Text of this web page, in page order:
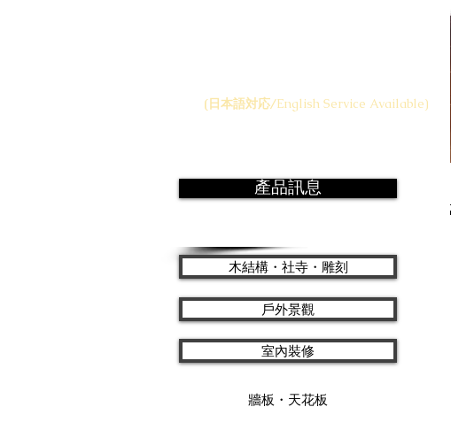
(日本語対応/English Service Available)
產品訊息
木結構・社寺・雕刻
戶外景觀
室內裝修
牆板・天花板